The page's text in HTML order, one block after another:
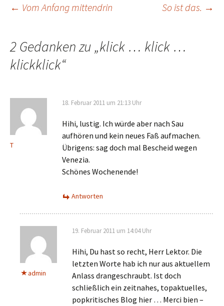
Beitrags-
Navigation
← Vom Anfang mittendrin So ist das. →
2 Gedanken zu „klick … klick …
klickklick“
T
18. Februar 2011 um 21:13 Uhr
Hihi, lustig. Ich würde aber nach Sau
aufhören und kein neues Faß aufmachen.
Übrigens: sag doch mal Bescheid wegen
Venezia.
Schönes Wochenende!
Antworten
admin
19. Februar 2011 um 14:04 Uhr
Hihi, Du hast so recht, Herr Lektor. Die
letzten Worte hab ich nur aus aktuellem
Anlass drangeschraubt. Ist doch
schließlich ein zeitnahes, topaktuelles,
popkritisches Blog hier … Merci bien –